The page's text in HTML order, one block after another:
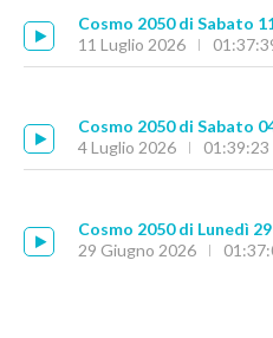
Cosmo 2050 di Sabato
11 Luglio 2026
Cosmo 2050 di Sabato
4 Luglio 2026
01:39:23
Cosmo 2050 di Lunedì
29 Giugno 2026